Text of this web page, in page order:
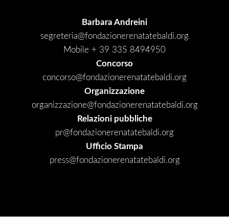
Barbara Andreini
segreteria@fondazionerenatatebaldi.org
Mobile + 39 335 8494950
Concorso
concorso@fondazionerenatatebaldi.org
Organizzazione
organizzazione@fondazionerenatatebaldi.org
Relazioni pubbliche
pr@fondazionerenatatebaldi.org
Ufficio Stampa
press@fondazionerenatatebaldi.org